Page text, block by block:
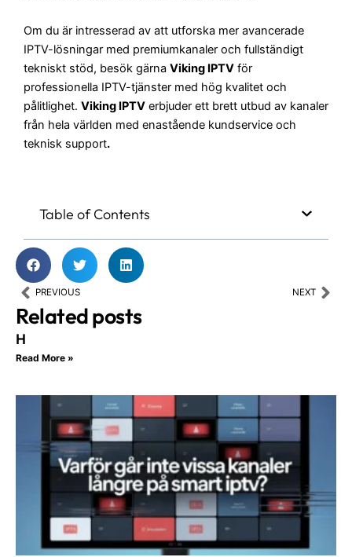
Om du är intresserad av att utforska mer avancerade
IPTV-lösningar med premiumkanaler och fullständigt
tekniskt stöd, besök gärna Viking IPTV för
professionella IPTV-tjänster med hög kvalitet och
pålitlighet. Viking IPTV erbjuder ett brett utbud av kanaler
från hela världen med enastående kundservice och
teknisk support.
Table of Contents
Prev
PREVIOUS NEXT
Related posts
H
Read More »